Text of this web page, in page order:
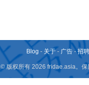
Blog - 关于 - 广告 -招
© 版权所有 2026 fridae.asia。